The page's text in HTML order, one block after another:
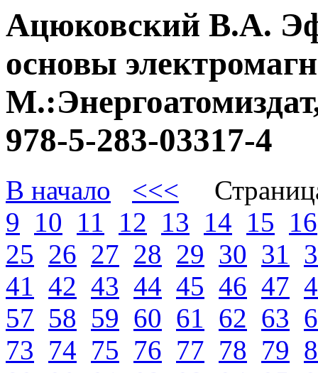
Ацюковский В.А.
основы
978-5-283-03317-4
В начало <<<
9 10 11 12 13 14 15 16
25 26 27 28 29 30 31
41 42 43 44 45 46 47
57 58 59 60 61 62 63
73 74 75 76 77 78 79